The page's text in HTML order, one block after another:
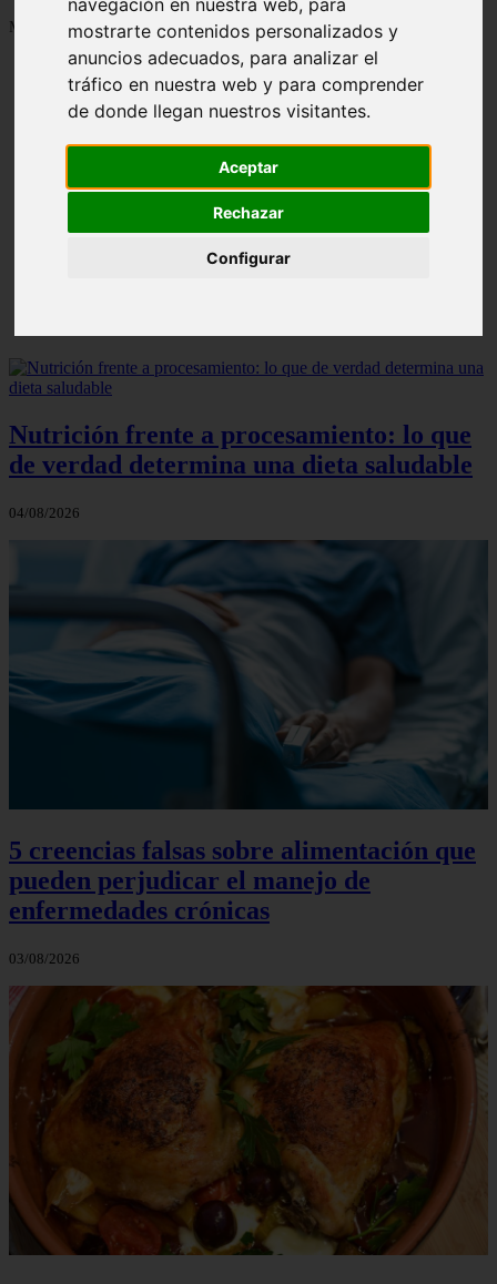
mostrarte contenidos personalizados y
anuncios adecuados, para analizar el
tráfico en nuestra web y para comprender
de donde llegan nuestros visitantes.
Aceptar
Rechazar
Configurar
Mostrando 1 - 24 de 1287 artículos
Contraindicaciones del espino amarillo: conocelas
ahora
Nutrición frente a procesamiento: lo que
de verdad determina una dieta saludable
04/08/2026
5 creencias falsas sobre alimentación que
pueden perjudicar el manejo de
enfermedades crónicas
03/08/2026